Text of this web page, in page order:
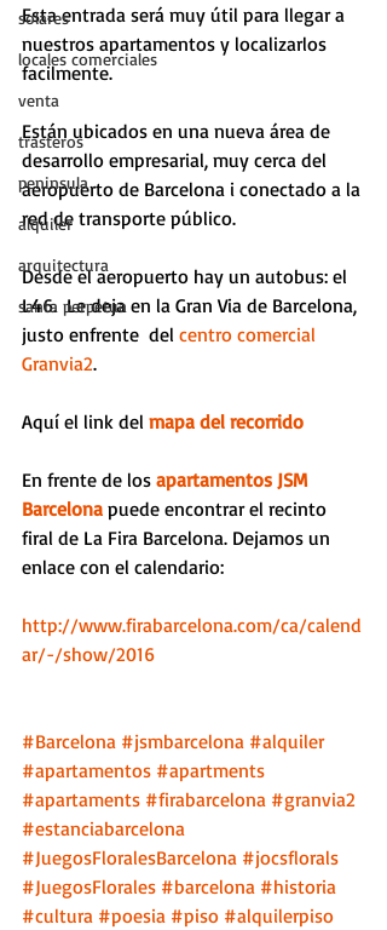
solares
locales comerciales
venta
trasteros
peninsula
alquiler
arquitectura
santa perpetua
Esta entrada será muy útil para llegar a
nuestros apartamentos y localizarlos
facilmente.
Están ubicados en una nueva área de
desarrollo empresarial, muy cerca del
aeropuerto de Barcelona i conectado a la
red de transporte público.
Desde el aeropuerto hay un autobus: el
L46.  Le deja en la Gran Via de Barcelona,
justo enfrente  del centro comercial
Granvia2.
Aquí el link del mapa del recorrido
En frente de los apartamentos JSM
Barcelona puede encontrar el recinto
firal de La Fira Barcelona. Dejamos un
enlace con el calendario:
http://www.firabarcelona.com/ca/calend
ar/-/show/2016
#Barcelona #jsmbarcelona #alquiler
#apartamentos #apartments
#apartaments #firabarcelona #granvia2
#estanciabarcelona
#JuegosFloralesBarcelona #jocsflorals
#JuegosFlorales #barcelona #historia
#cultura #poesia #piso #alquilerpiso